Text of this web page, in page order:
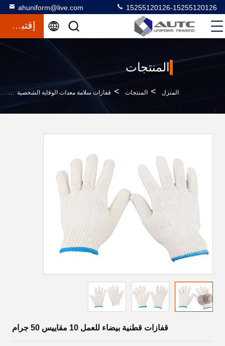
ahuniform@live.com 15255120126-15255120126
إقتباس
المنتجات
المنزل > المنتجات > قفازات سلامة معدات الوقاية الشخصية >
قفازات قطنية بيضاء للعمل 10 مقاييس 50 جرام